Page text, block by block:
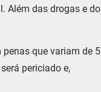
Além das drogas e do
penas que variam de 5
periciado e,